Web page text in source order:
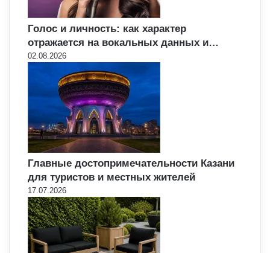
Голос и личность: как характер
отражается на вокальных данных и…
02.08.2026
Главные достопримечательности Казани
для туристов и местных жителей
17.07.2026